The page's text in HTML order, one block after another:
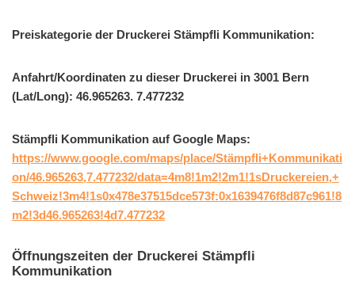
Preiskategorie der Druckerei Stämpfli Kommunikation:
Anfahrt/Koordinaten zu dieser Druckerei in 3001 Bern
(Lat/Long): 46.965263. 7.477232
Stämpfli Kommunikation auf Google Maps:
https://www.google.com/maps/place/Stämpfli+Kommunikati
on/46.965263,7.477232/data=4m8!1m2!2m1!1sDruckereien,+
Schweiz!3m4!1s0x478e37515dce573f:0x1639476f8d87c961!8
m2!3d46.965263!4d7.477232
Öffnungszeiten der Druckerei Stämpfli
Kommunikation